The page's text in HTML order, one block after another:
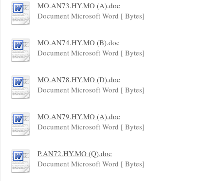
MO.AN73.HY.MO (A).doc
Document Microsoft Word [ Bytes]
MO.AN74.HY.MO (B).doc
Document Microsoft Word [ Bytes]
MO.AN78.HY.MO (D).doc
Document Microsoft Word [ Bytes]
MO.AN79.HY.MO (A).doc
Document Microsoft Word [ Bytes]
P.AN72.HY.MO (Q).doc
Document Microsoft Word [ Bytes]